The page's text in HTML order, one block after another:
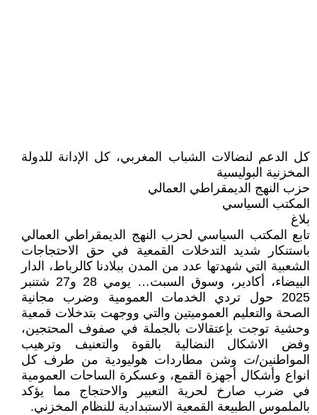
كل الدعم لنضالات الشباب المغربي، كل الإدانة للدولة
المخزنية البوليسية
حزب النهج الديمقراطي العمالي
المكتب السياسي
بلاغ
تابع المكتب السياسي لحزب النهج الديمقراطي العمالي
باستنكار شديد التدخلات القمعية في حق الاحتجاجات
الشعبية التي شهدتها عدد من المدن ببلادنا كالرباط، الدار
البيضاء، أكادير، وسوق السبت… يومي 28 و27 شتنبر
2025 حول تردي الخدمات العمومية وضرب مجانية
الصحة والتعليم العموميتين والتي ووجهت بتدخلات قمعية
وحشية توجت بإعتقالات بالجملة في صفوف المحتجين،
وفض الاشكال النضالية بالقوة والتعنيف وترهيب
المواطنين/ت وشن مطاردات هوليودية من طرف كل
انواع وأشكال أجهزة القمع، وعسكرة الساحات العمومية
في ضرب صارخ لحرية التعبير والاحتجاج مما يؤكد
بالملموس الطبيعة القمعية الاستبدادية للنظام المخزني.